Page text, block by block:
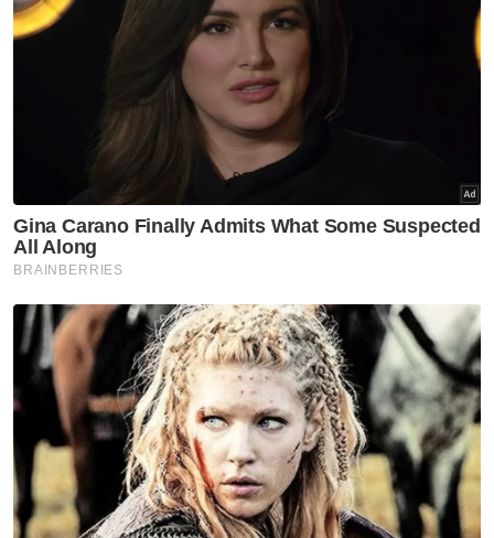
GLOBAL
Bertengkar isu laluan basikal,
empat remaja baling bebola
tisu basah ditahan
Gelaran diraja Pengiran
balik berkuat kuasa serta-
merta
tuntut layanan VIP dalam lokap
GLOBAL
'Perang robot' AS-China makin
tegang